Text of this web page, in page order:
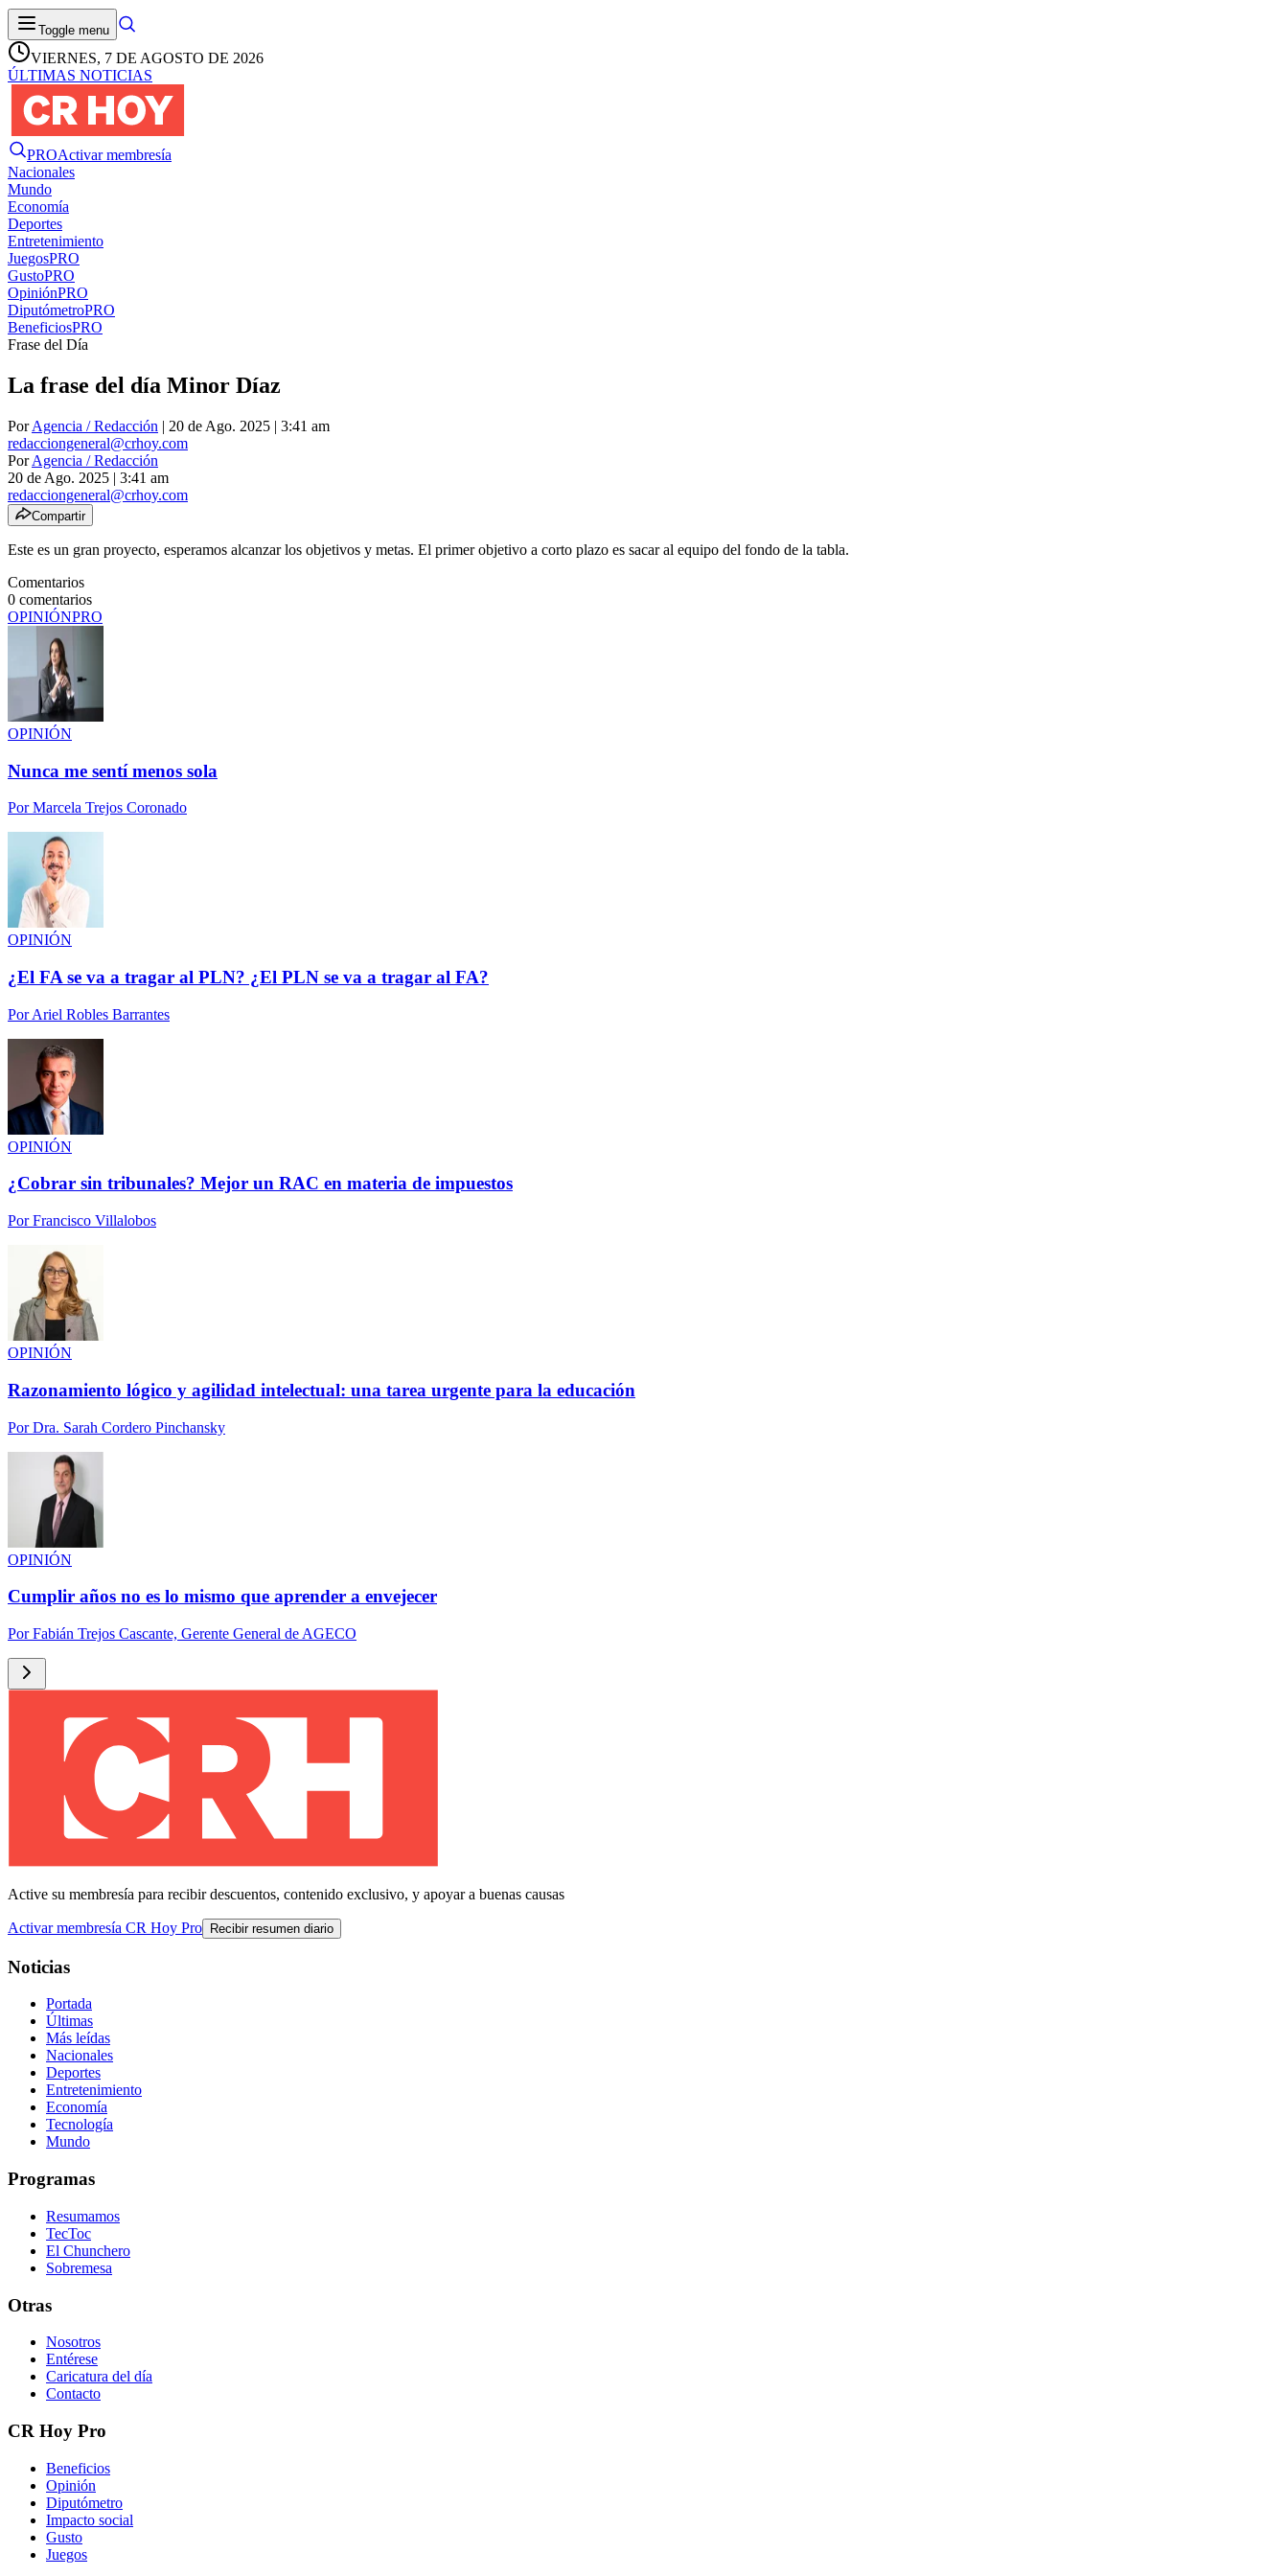
Toggle menu
VIERNES, 7 DE AGOSTO DE 2026
ÚLTIMAS NOTICIAS
PROActivar membresía
Nacionales
Mundo
Economía
Deportes
Entretenimiento
JuegosPRO
GustoPRO
OpiniónPRO
DiputómetroPRO
BeneficiosPRO
Frase del Día
La frase del día Minor Díaz
PorAgencia / Redacción | 20 de Ago. 2025 | 3:41 am
redacciongeneral@crhoy.com
PorAgencia / Redacción
20 de Ago. 2025 | 3:41 am
redacciongeneral@crhoy.com
Compartir
Este es un gran proyecto, esperamos alcanzar los objetivos y metas. El primer objetivo a corto plazo es sacar al equipo del fondo de la tabla.
Comentarios
0 comentarios
OPINIÓNPRO
OPINIÓN
Nunca me sentí menos sola
PorMarcela Trejos Coronado
OPINIÓN
¿El FA se va a tragar al PLN? ¿El PLN se va a tragar al FA?
PorAriel Robles Barrantes
OPINIÓN
¿Cobrar sin tribunales? Mejor un RAC en materia de impuestos
PorFrancisco Villalobos
OPINIÓN
Razonamiento lógico y agilidad intelectual: una tarea urgente para la educación
PorDra. Sarah Cordero Pinchansky
OPINIÓN
Cumplir años no es lo mismo que aprender a envejecer
PorFabián Trejos Cascante, Gerente General de AGECO
Active su membresía para recibir descuentos, contenido exclusivo, y apoyar a buenas causas
Activar membresía CR Hoy Pro Recibir resumen diario
Noticias
Portada
Últimas
Más leídas
Nacionales
Deportes
Entretenimiento
Economía
Tecnología
Mundo
Programas
Resumamos
TecToc
El Chunchero
Sobremesa
Otras
Nosotros
Entérese
Caricatura del día
Contacto
CR Hoy Pro
Beneficios
Opinión
Diputómetro
Impacto social
Gusto
Juegos